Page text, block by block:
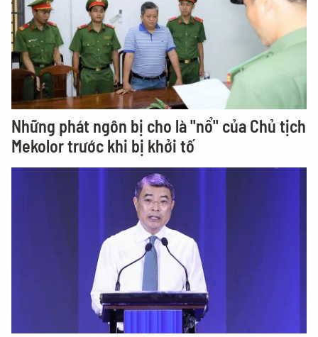
Những phát ngôn bị cho là "nổ" của Chủ tịch
Mekolor trước khi bị khởi tố